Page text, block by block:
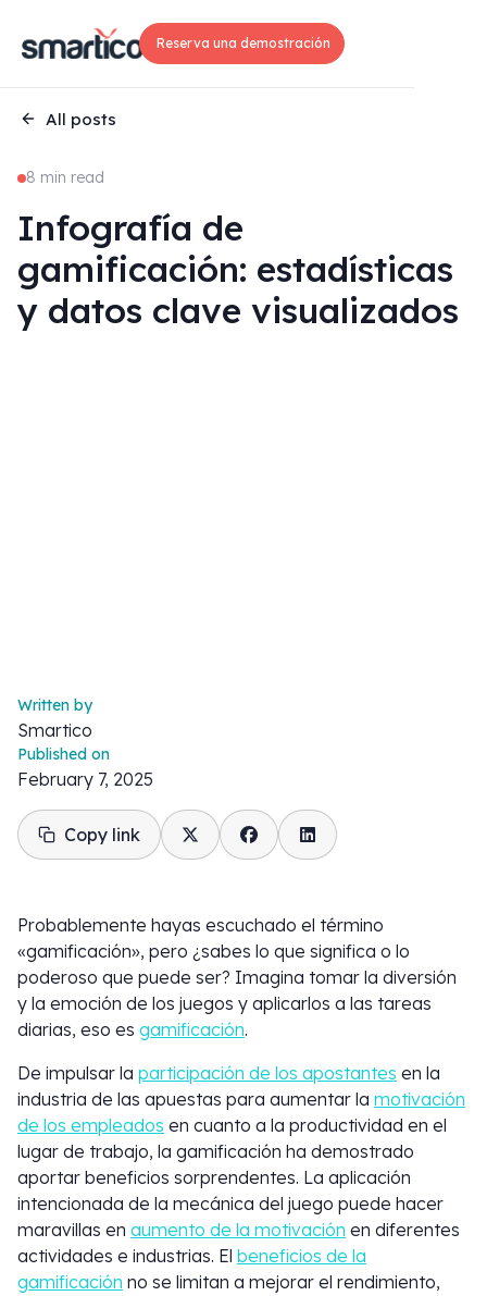
Reserva una demostración
All posts
8 min read
Infografía de
gamificación: estadísticas
y datos clave visualizados
Written by
Smartico
Published on
February 7, 2025
Copy link
Probablemente hayas escuchado el término
«gamificación», pero ¿sabes lo que significa o lo
poderoso que puede ser? Imagina tomar la diversión
y la emoción de los juegos y aplicarlos a las tareas
diarias, eso es gamificación.
De impulsar la participación de los apostantes en la
industria de las apuestas para aumentar la motivación
de los empleados en cuanto a la productividad en el
lugar de trabajo, la gamificación ha demostrado
aportar beneficios sorprendentes. La aplicación
intencionada de la mecánica del juego puede hacer
maravillas en aumento de la motivación en diferentes
actividades e industrias. El beneficios de la
gamificación no se limitan a mejorar el rendimiento,